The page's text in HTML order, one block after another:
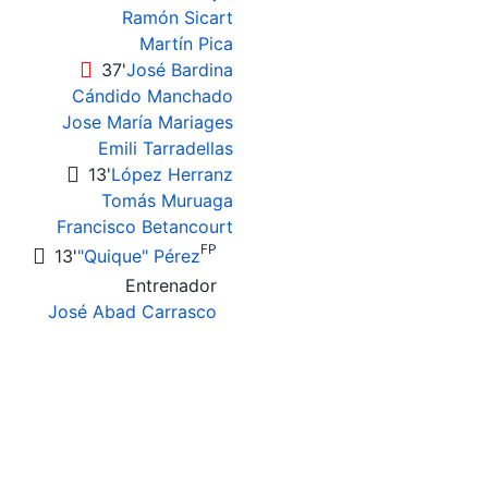
Ramón Sicart
Martín Pica
37'José Bardina
Cándido Manchado
Jose María Mariages
Emili Tarradellas
13'López Herranz
Tomás Muruaga
Francisco Betancourt
13'"Quique" PérezFP
Entrenador
José Abad Carrasco